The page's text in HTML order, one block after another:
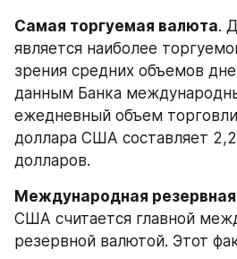
Самая торгуемая валюта.
является наиболее
зрения средних объемов
данным Банка
ежедневный объем
доллара США составляет
долларов.
Международная
США считается главной
резервной валютой. Этот